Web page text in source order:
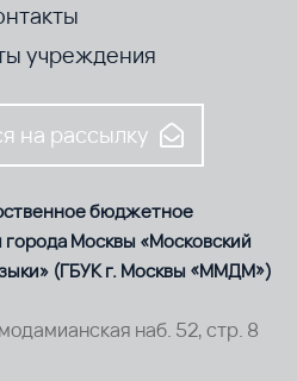
учреждения
на рассылку
бюджетное
Москвы «Московский
(ГБУК г. Москвы «ММДМ»)
наб. 52, стр. 8